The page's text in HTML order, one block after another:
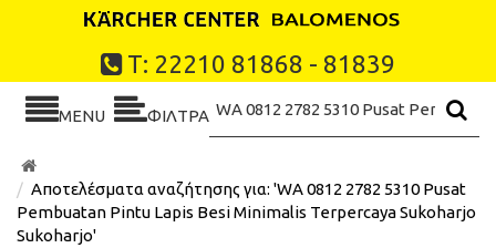
Τ: 22210 81868 - 81839
ΦΙΛΤΡΑ
MENU
Αποτελέσματα αναζήτησης για: 'WA 0812 2782 5310 Pusat
Pembuatan Pintu Lapis Besi Minimalis Terpercaya Sukoharjo
Sukoharjo'